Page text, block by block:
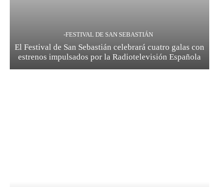
-FESTIVAL DE SAN SEBASTIÁN
El Festival de San Sebastián celebrará cuatro galas con
estrenos impulsados por la Radiotelevisión Española